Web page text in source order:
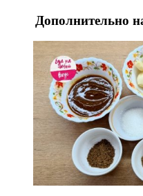
Дополнительно